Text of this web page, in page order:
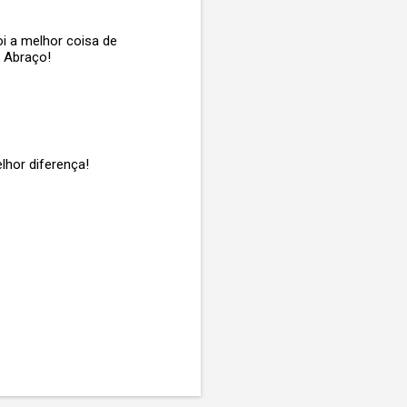
a melhor coisa de
Abraço!
diferença!